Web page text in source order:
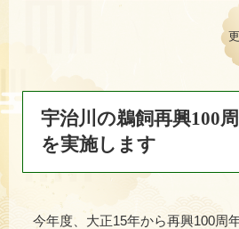
宇治川の鵜飼再興100
を実施します
今年度、大正15年から再興100周